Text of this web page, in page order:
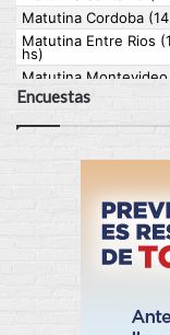
Encuestas